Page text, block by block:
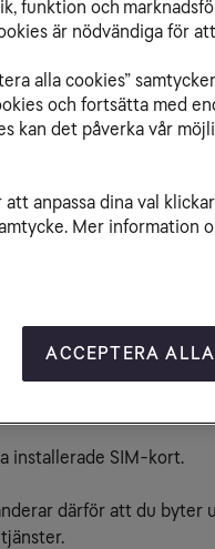
installerade SIM-kort.
därför att du byter
funktion och
är nödvändiga för
alla cookies”
och fortsätta med
kan det påverka vår
anpassa dina val
Mer information
ACCEPTERA ALLA